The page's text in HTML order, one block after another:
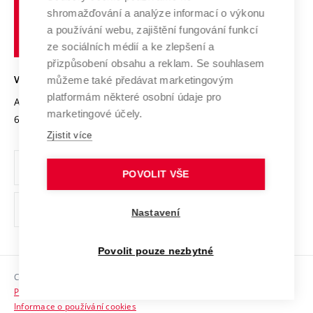
Výzkumné infrastruktury
Transfer znalostí
Open Science
Projekty
Projekty ze strukturálních fondů
Specifický výzkum
Služby univerzity
Mezinárodní dohody
Univerzitní sítě
Udržitelná univerzita
Podnikavá univerzita / ContriBUTe
Bezpečná univerzita
Vyznamenání
Organizační struktura
Ochrana osobních údajů
odkaz)
Sociální bezpečí
HR Award
učení
technické
VYSOKÉ UČENÍ TECHNICKÉ V BRNĚ
Antonínská 548/1
602 00 Brno
www.vut.cz
vut@vutbr.cz
Copyright © 2026 VUT
Prohlášení o přístupnosti
Informace o používání cookies
shromažďování a analýze informací o výkonu
a používání webu, zajištění fungování funkcí
ze sociálních médií a ke zlepšení a
přizpůsobení obsahu a reklam. Se souhlasem
můžeme také předávat marketingovým
platformám některé osobní údaje pro
marketingové účely.
Zjistit více
POVOLIT VŠE
Nastavení
Povolit pouze nezbytné